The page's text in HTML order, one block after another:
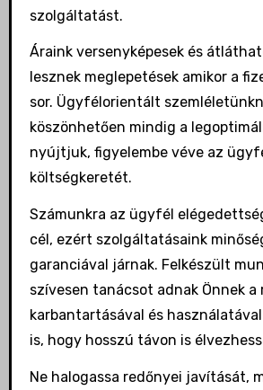
szolgáltatást.
Áraink versenyképesek és
lesznek meglepetések amikor a
sor. Ügyfélorientált
köszönhetően mindig a
nyújtjuk, figyelembe véve az
költségkeretét.
Számunkra az ügyfél
cél, ezért szolgáltatásaink
garanciával járnak. Felkészült
szívesen tanácsot adnak Önnek a
karbantartásával és
is, hogy hosszú távon is
Ne halogassa redőnyei javítását,